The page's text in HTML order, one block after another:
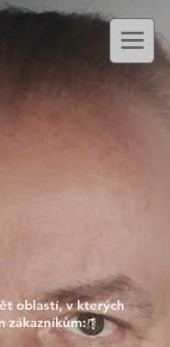
oblastí, v kterých
zákazníkům: